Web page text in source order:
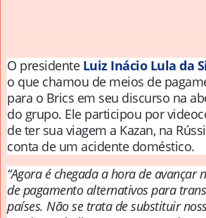
O presidente Luiz Inácio Lula da
o que chamou de meios de
para o Brics em seu discurso na
do grupo. Ele participou por
de ter sua viagem a Kazan, na
conta de um acidente doméstico.
“Agora é chegada a hora de avançar
de pagamento alternativos para
países. Não se trata de substituir